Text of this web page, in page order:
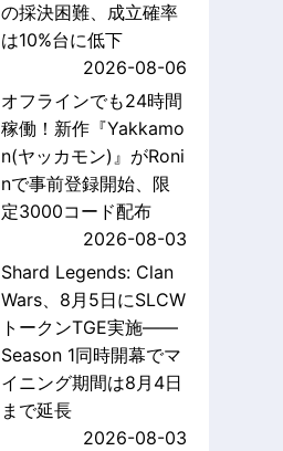
の採決困難、成立確率
は10%台に低下
2026-08-06
オフラインでも24時間
稼働！新作『Yakkamo
n(ヤッカモン)』がRoni
nで事前登録開始、限
定3000コード配布
2026-08-03
Shard Legends: Clan
Wars、8月5日にSLCW
トークンTGE実施——
Season 1同時開幕でマ
イニング期間は8月4日
まで延長
2026-08-03